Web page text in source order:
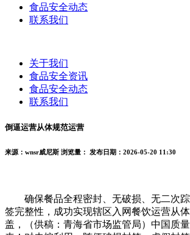
食品安全动态
联系我们
关于我们
食品安全资讯
食品安全动态
联系我们
倒逼运营从体规范运营
来源：wnsr威尼斯 浏览量： 发布日期：2026-05-20 11:30
确保餐品全程密封、无破损、无二次踪
签完整性，成功实现辖区入网餐饮运营从
盖，（供稿：青海省市场监管局）中国质